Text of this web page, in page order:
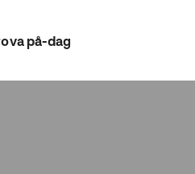
på-dag